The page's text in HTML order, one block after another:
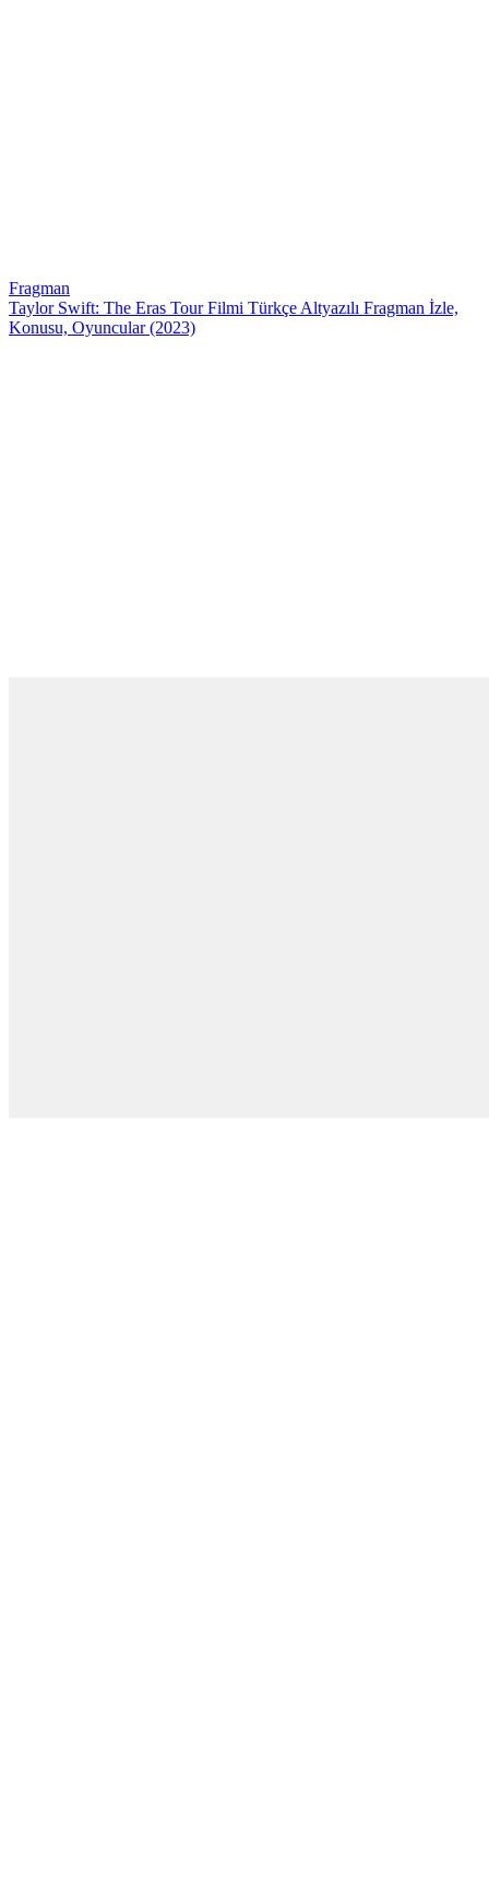
Fragman
Taylor Swift: The Eras Tour Filmi Türkçe Altyazılı Fragman İzle,
Konusu, Oyuncular (2023)